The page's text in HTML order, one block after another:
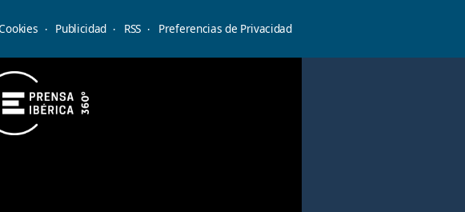
Publicidad RSS Preferencias de Privacidad